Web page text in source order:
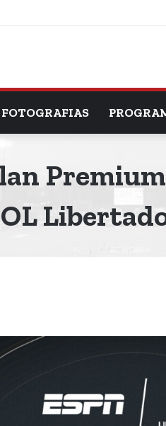
FOTOGRAFIAS